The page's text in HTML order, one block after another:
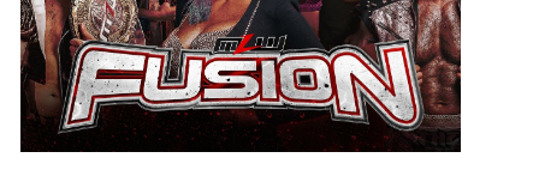
ESTAGNAÇÃO NO MAIN EVENT? Triple H
responde a críticas e deixa aviso claro aos
lutadores da WWE
Unknown-Aug 06 2026